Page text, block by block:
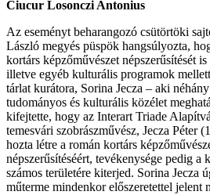
Ciucur Losonczi Antonius
Az eseményt beharangozó csütörtöki
László megyés püspök hangsúlyozta,
kortárs képzőművészet népszerűsítését
illetve egyéb kulturális programok
tárlat kurátora, Sorina Jecza – aki
tudományos és kulturális közélet
kifejtette, hogy az Interart Triade
temesvári szobrászművész, Jecza Péter
hozta létre a román kortárs
népszerűsítéséért, tevékenysége pedig a
számos területére kiterjed. Sorina Jecza
műterme mindenkor előszeretettel jelent